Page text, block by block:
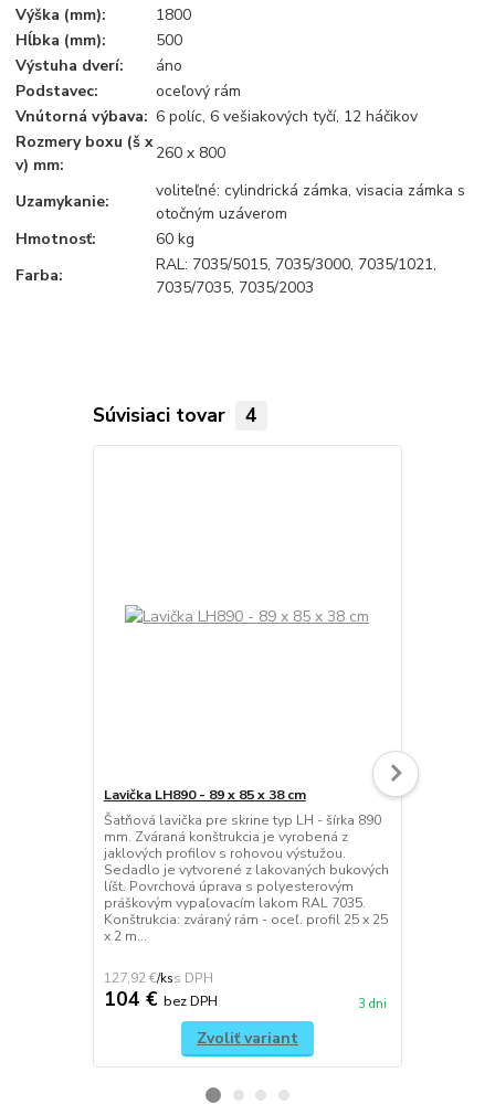
Výška (mm):
1800
Hĺbka (mm):
500
Výstuha dverí:
áno
Podstavec:
oceľový rám
Vnútorná výbava: 6 políc, 6 vešiakových tyčí, 12 háčikov
Rozmery boxu (š x
v) mm:
260 x 800
Uzamykanie:
voliteľné: cylindrická zámka, visacia zámka s
otočným uzáverom
Hmotnosť:
60 kg
Farba:
RAL: 7035/5015, 7035/3000, 7035/1021,
7035/7035, 7035/2003
Súvisiaci tovar 4
Lavička LH890 - 89 x 85 x 38 cm
Šatňová lavička pre skrine typ LH - šírka 890
mm. Zváraná konštrukcia je vyrobená z
jaklových profilov s rohovou výstužou.
Sedadlo je vytvorené z lakovaných bukových
líšt. Povrchová úprava s polyesterovým
práškovým vypaľovacím lakom RAL 7035.
Konštrukcia: zváraný rám - oceľ. profil 25 x 25
x 2 m...
127,92 €/ks
104 € bez DPH 3 dni
Zvoliť variant
Šatňová